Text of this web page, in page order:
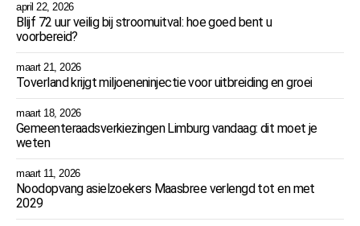
april 22, 2026
Blijf 72 uur veilig bij stroomuitval: hoe goed bent u
voorbereid?
maart 21, 2026
Toverland krijgt miljoeneninjectie voor uitbreiding en groei
maart 18, 2026
Gemeenteraadsverkiezingen Limburg vandaag: dit moet je
weten
maart 11, 2026
Noodopvang asielzoekers Maasbree verlengd tot en met
2029